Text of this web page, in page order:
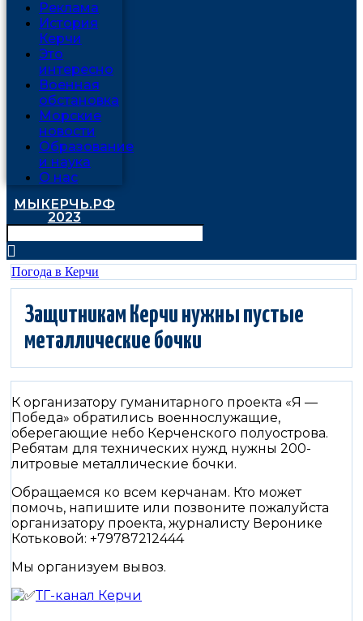
Реклама
История
Керчи
Это
интересно
Военная
обстановка
Морские
новости
Образование
и наука
О нас
МЫКЕРЧЬ.РФ
2023
Погода в Керчи
️Защитникам Керчи нужны пустые
металлические бочки
К организатору гуманитарного проекта «Я —
Победа» обратились военнослужащие,
оберегающие небо Керченского полуострова.
Ребятам для технических нужд нужны 200-
литровые металлические бочки.
Обращаемся ко всем керчанам. Кто может
помочь, напишите или позвоните пожалуйста
организатору проекта, журналисту Веронике
Котьковой: +79787212444
Мы организуем вывоз.
ТГ-канал Керчи